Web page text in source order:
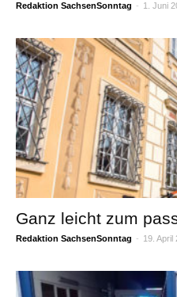
Redaktion SachsenSonntag - 1. Juni
Ganz leicht zum
Redaktion SachsenSonntag - 19. April